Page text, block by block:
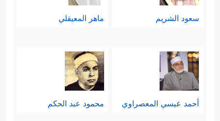
سعود الشريم ماهر المعيقلي
أحمد عيسي المعصراوي محمود عبد الحكم